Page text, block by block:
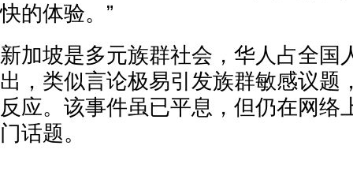
快的体验。”
新加坡是多元族群社会，华人占全国
出，类似言论极易引发族群敏感议题
反应。该事件虽已平息，但仍在网络
门话题。